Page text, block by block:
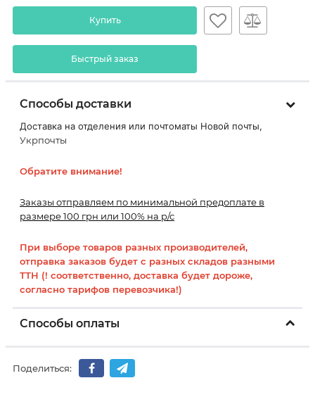
Купить
Быстрый заказ
Способы доставки
Доставка на отделения или почтоматы Новой почты,
Укрпочты
Обратите внимание!
Заказы отправляем по минимальной предоплате в
размере 100 грн или 100% на р/с
При выборе товаров разных производителей,
отправка заказов будет с разных складов разными
ТТН (! соответственно, доставка будет дороже,
согласно тарифов перевозчика!)
Способы оплаты
Поделиться: